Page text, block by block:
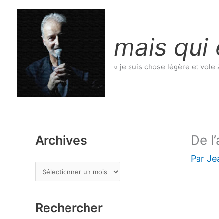
mais qui
« je suis chose légère et vole
Archives
r
h
Rechercher
De
Par